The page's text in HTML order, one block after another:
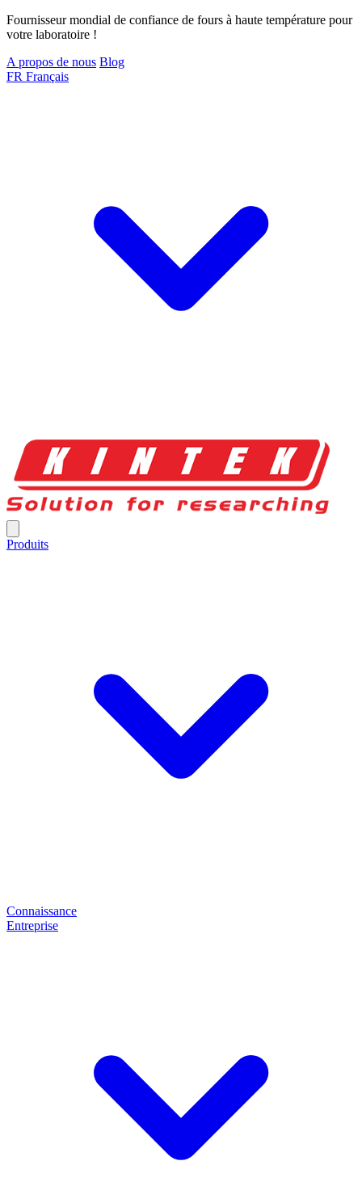
Fournisseur mondial de confiance de fours à haute température pour
votre laboratoire !
A propos de nous Blog
FR Français
Produits
Connaissance
Entreprise